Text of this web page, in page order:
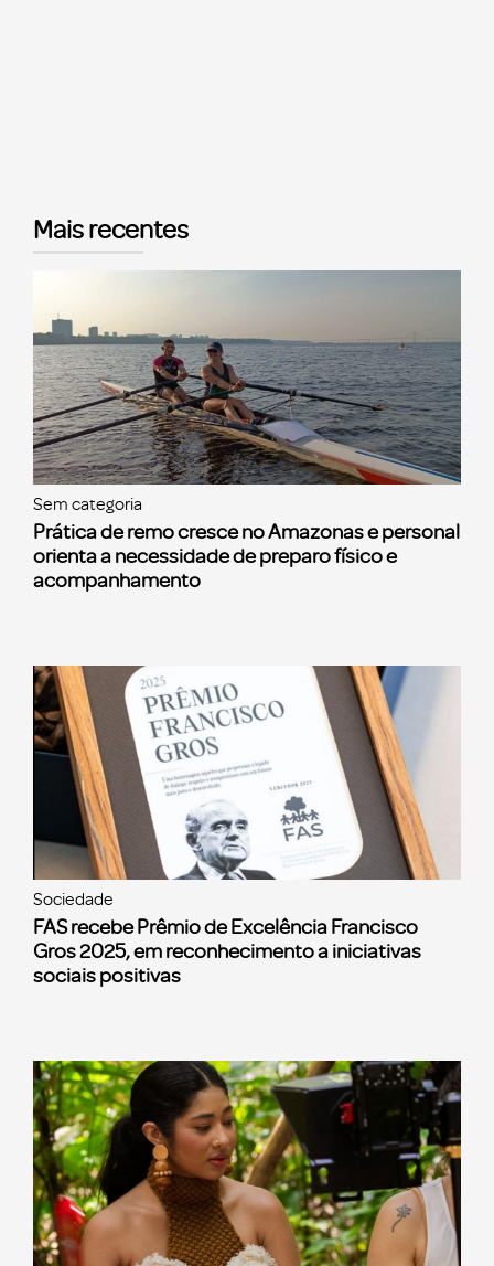
Mais recentes
Sem categoria
Prática de remo cresce no Amazonas e personal
orienta a necessidade de preparo físico e
acompanhamento
Sociedade
FAS recebe Prêmio de Excelência Francisco
Gros 2025, em reconhecimento a iniciativas
sociais positivas